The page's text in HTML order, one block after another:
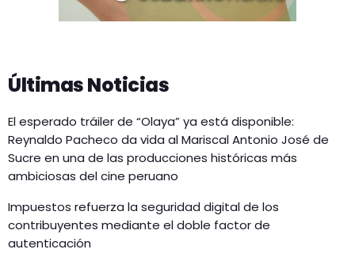
Últimas Noticias
El esperado tráiler de “Olaya” ya está disponible:
Reynaldo Pacheco da vida al Mariscal Antonio José de
Sucre en una de las producciones históricas más
ambiciosas del cine peruano
Impuestos refuerza la seguridad digital de los
contribuyentes mediante el doble factor de
autenticación